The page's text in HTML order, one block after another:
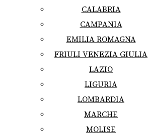
CALABRIA
CAMPANIA
EMILIA ROMAGNA
FRIULI VENEZIA GIULIA
LAZIO
LIGURIA
LOMBARDIA
MARCHE
MOLISE